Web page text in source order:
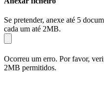
Se pretender, anexe até 5
cada um até 2MB.
Ocorreu um erro. Por favor,
2MB permitidos.